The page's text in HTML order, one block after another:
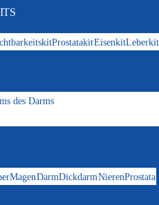
ProstatakitEisenkitLeberkit
des Darms
MagenDarmDickdarmNierenProstata